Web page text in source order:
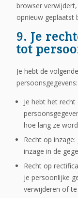
browser
opnieuw geplaatst
9. Je
tot
Je hebt de
persoonsgegevens:
Je hebt het
hoe lang ze
Recht op
inzage in de
Recht op
je persoonlijke
verwijderen of